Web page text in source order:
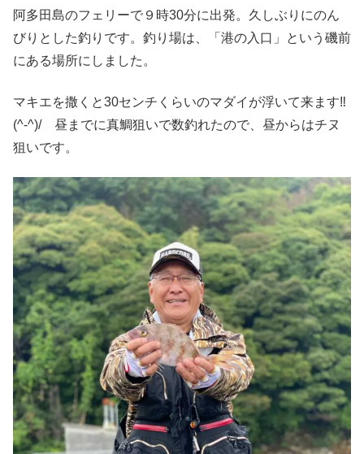
阿多田島のフェリーで９時30分に出発。久しぶりにのん
びりとした釣りです。釣り場は、「港の入口」という磯前
にある場所にしました。
マキエを撒くと30センチくらいのマダイが浮いて来ます‼️
(^-^)/ 昼までに真鯛狙いで数釣れたので、昼からはチヌ
狙いです。